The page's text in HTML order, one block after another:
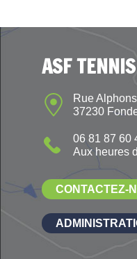
ASF
Rue
37230
06 81 87 60
Aux heures
CONTACTEZ-